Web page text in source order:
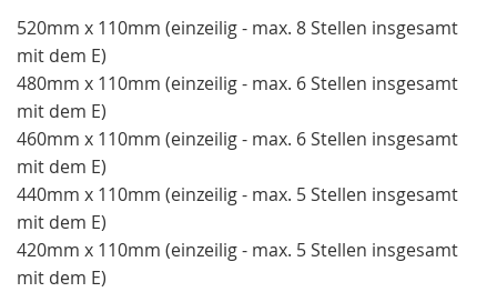
520mm x 110mm (einzeilig - max. 8 Stellen insgesamt
mit dem E)
480mm x 110mm (einzeilig - max. 6 Stellen insgesamt
mit dem E)
460mm x 110mm (einzeilig - max. 6 Stellen insgesamt
mit dem E)
440mm x 110mm (einzeilig - max. 5 Stellen insgesamt
mit dem E)
420mm x 110mm (einzeilig - max. 5 Stellen insgesamt
mit dem E)